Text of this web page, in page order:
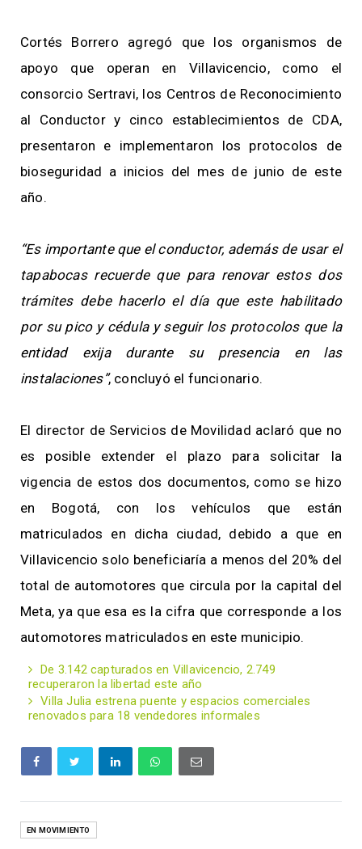
Cortés Borrero agregó que los organismos de
apoyo que operan en Villavicencio, como el
consorcio Sertravi, los Centros de Reconocimiento
al Conductor y cinco establecimientos de CDA,
presentaron e implementaron los protocolos de
bioseguridad a inicios del mes de junio de este
año.
“Es importante que el conductor, además de usar el
tapabocas recuerde que para renovar estos dos
trámites debe hacerlo el día que este habilitado
por su pico y cédula y seguir los protocolos que la
entidad exija durante su presencia en las
instalaciones”, concluyó el funcionario.
El director de Servicios de Movilidad aclaró que no
es posible extender el plazo para solicitar la
vigencia de estos dos documentos, como se hizo
en Bogotá, con los vehículos que están
matriculados en dicha ciudad, debido a que en
Villavicencio solo beneficiaría a menos del 20% del
total de automotores que circula por la capital del
Meta, ya que esa es la cifra que corresponde a los
automotores matriculados en este municipio.
De 3.142 capturados en Villavicencio, 2.749
recuperaron la libertad este año
Villa Julia estrena puente y espacios comerciales
renovados para 18 vendedores informales
EN MOVIMIENTO